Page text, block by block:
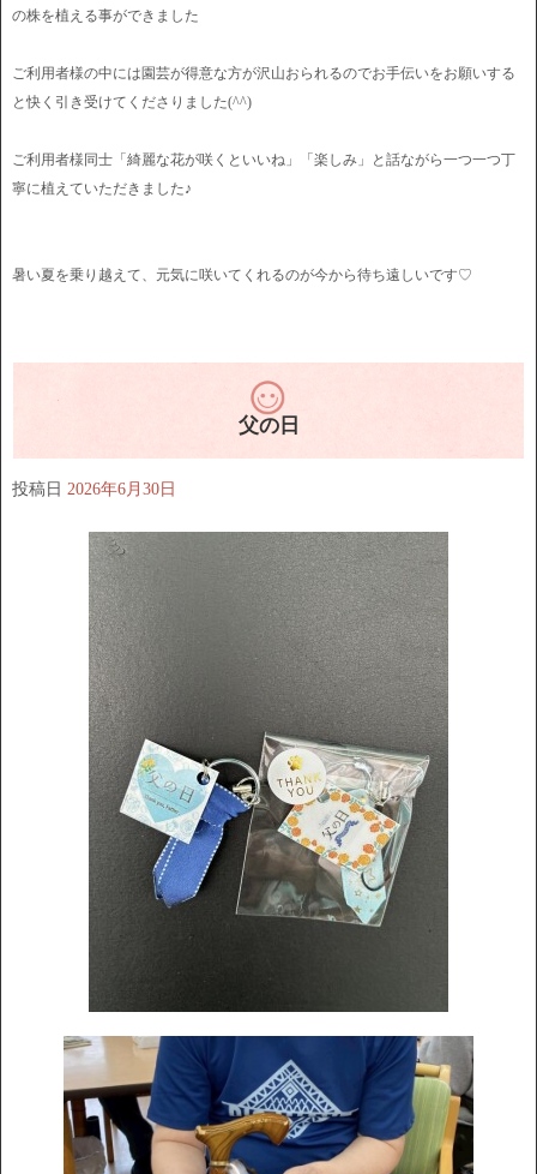
の株を植える事ができました
ご利用者様の中には園芸が得意な方が沢山おられるのでお手伝いをお願いする
と快く引き受けてくださりました(^^)
ご利用者様同士「綺麗な花が咲くといいね」「楽しみ」と話ながら一つ一つ丁
寧に植えていただきました♪
暑い夏を乗り越えて、元気に咲いてくれるのが今から待ち遠しいです♡
父の日
投稿日 2026年6月30日